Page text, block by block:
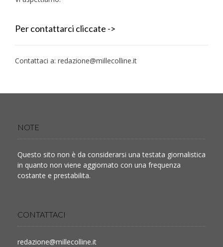
Per contattarci cliccate ->
Contattaci a: redazione@millecolline.it
NOTE
Questo sito non è da considerarsi una testata giornalistica
in quanto non viene aggiornato con una frequenza
costante e prestabilita.
CONTATTACI
redazione@millecolline.it